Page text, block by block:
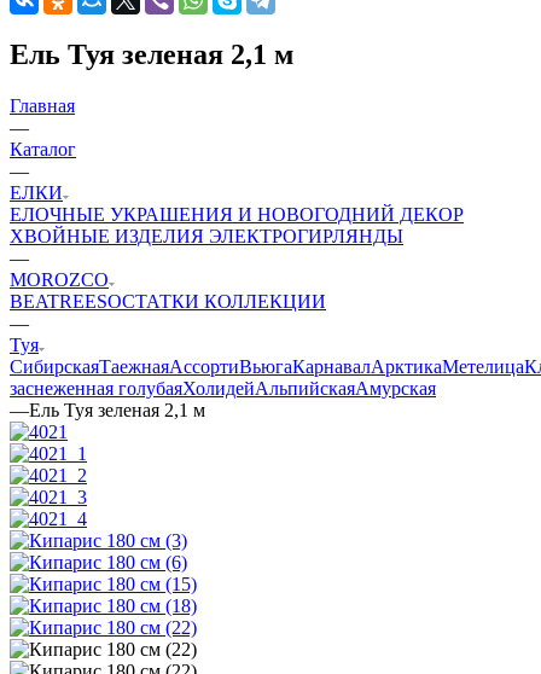
Ель Туя зеленая 2,1 м
Главная
—
Каталог
—
ЕЛКИ
ЕЛОЧНЫЕ УКРАШЕНИЯ И НОВОГОДНИЙ ДЕКОР
ХВОЙНЫЕ ИЗДЕЛИЯ ЭЛЕКТРОГИРЛЯНДЫ
—
MOROZCO
BEATREESОСТАТКИ КОЛЛЕКЦИИ
—
Туя
СибирскаяТаежнаяАссортиВьюгаКарнавалАрктикаМетелица
заснеженная голубаяХолидейАльпийскаяАмурская
—Ель Туя зеленая 2,1 м